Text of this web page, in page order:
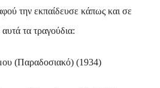
την εκπαίδευσε κάπως και σε
τα τραγούδια:
(Παραδοσιακό) (1934)